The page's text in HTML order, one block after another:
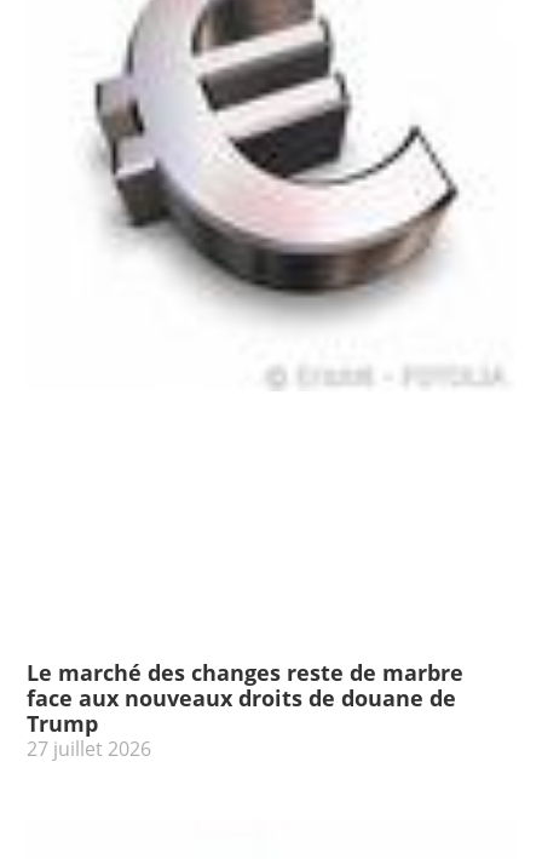
Le marché des changes reste de marbre
face aux nouveaux droits de douane de
Trump
27 juillet 2026